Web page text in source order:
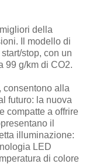
della
Il modello di
stop, con un
99 g/km di CO2.
consentono alla
futuro: la nuova
compatte a offrire
il
illuminazione:
LED
di colore